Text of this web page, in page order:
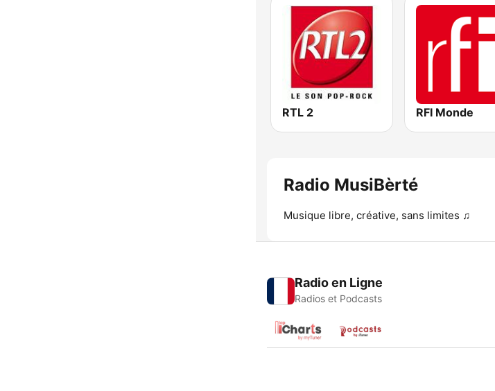
RTL 2 RFI Monde
Radio MusiBèrté
Musique libre, créative, sans limites ♫
Radio en Ligne
Radios et Podcasts